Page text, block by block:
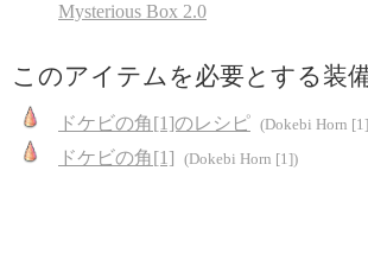
Mysterious Box 2.0
このアイテムを必要とする装
ドケビの角[1]のレシピ (Dokebi Horn
ドケビの角[1] (Dokebi Horn [1])